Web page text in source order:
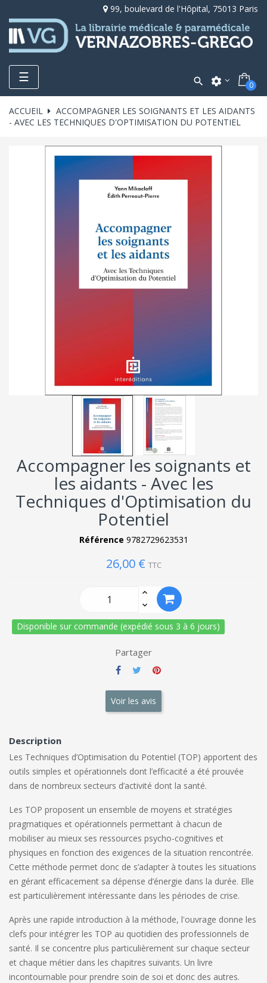
99, boulevard de l'Hôpital, 75013 Paris
Toggle
navigation
☰  settings 0
ACCUEIL
ACCOMPAGNER LES SOIGNANTS ET LES AIDANTS
- AVEC LES TECHNIQUES D'OPTIMISATION DU POTENTIEL
Accompagner les soignants et
les aidants - Avec les
Techniques d'Optimisation du
Potentiel
Référence 9782729623531
26,00 € TTC
Disponible sur commande (expédié sous 3 à 6 jours)
Partager
Voir les avis
Description
Les Techniques d’Optimisation du Potentiel (TOP) apportent des
outils simples et opérationnels dont l’efficacité a été prouvée
dans de nombreux secteurs d’activité dont la santé.
Les TOP proposent un ensemble de moyens et stratégies
pragmatiques et opérationnels permettant à chacun de
mobiliser au mieux ses ressources psycho-cognitives et
physiques en fonction des exigences de la situation rencontrée.
Cette méthode permet donc de s’adapter à toutes les situations
en gérant efficacement sa dépense d’énergie dans la durée. Elle
est particulièrement intéressante dans les périodes de crise.
Après une rapide introduction à la méthode, l'ouvrage donne les
clefs pour intégrer les TOP au quotidien des professionnels de
santé. Il se concentre plus particulièrement sur chaque secteur
et chaque métier dans les chapitres suivants. Un livre
incontournable pour prendre soin de soi et donc des autres.